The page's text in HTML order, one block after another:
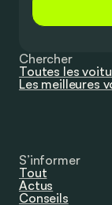
Chercher
Toutes les
Les meilleures
S’informer
Tout
Actus
Conseils